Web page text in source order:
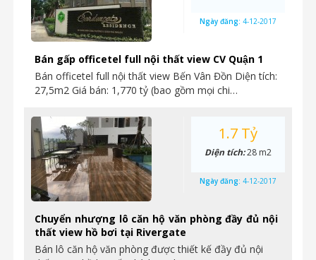
Bán gấp officetel full nội thất view CV Quận 1
Bán officetel full nội thất view Bến Vân Đồn Diện tích:
27,5m2 Giá bán: 1,770 tỷ (bao gồm mọi chi…
Ngày đăng: 4-12-2017
Chuyển nhượng lô căn hộ văn phòng đầy đủ nội
thất view hồ bơi tại Rivergate
Bán lô căn hộ văn phòng được thiết kế đầy đủ nội
1.7 Tỷ
Diện tích:28 m2
Ngày đăng: 4-12-2017